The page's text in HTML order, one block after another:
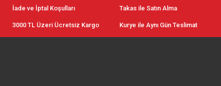
İade ve İptal Koşulları Takas ile Satın Alma
3000 TL Üzeri Ücretsiz Kargo Kurye ile Aynı Gün Teslimat